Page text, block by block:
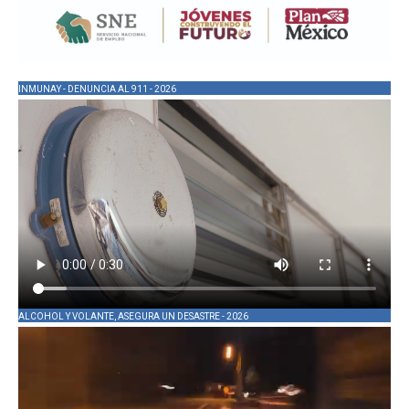
INMUNAY - DENUNCIA AL 911 - 2026
ALCOHOL Y VOLANTE, ASEGURA UN DESASTRE - 2026